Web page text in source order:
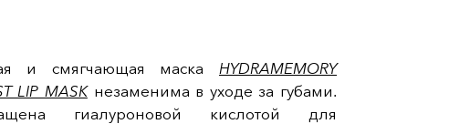
и смягчающая маска HYDRAMEMORY
LIP MASKнезаменима в уходе за губами.
гиалуроновой кислотой для